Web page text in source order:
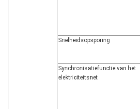
Snelheidsopsporing
Synchronisatiefunctie van het
elektriciteitsnet